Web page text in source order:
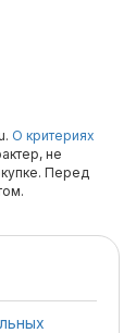
О критериях
не
Перед